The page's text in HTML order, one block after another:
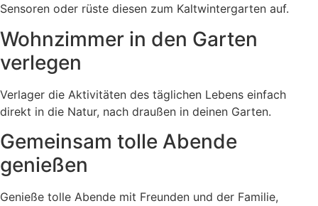
Sensoren oder rüste diesen zum Kaltwintergarten auf.
Wohnzimmer in den Garten
verlegen
Verlager die Aktivitäten des täglichen Lebens einfach
direkt in die Natur, nach draußen in deinen Garten.
Gemeinsam tolle Abende
genießen
Genieße tolle Abende mit Freunden und der Familie,